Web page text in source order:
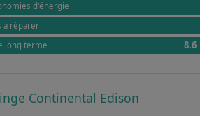
d'énergie
à réparer
long terme 8.6
Continental Edison